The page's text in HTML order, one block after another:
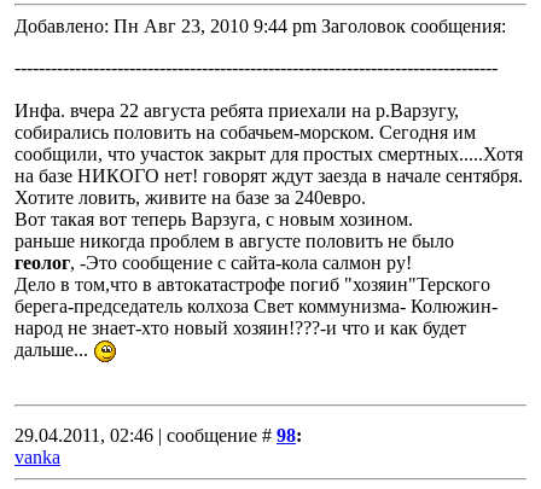
Добавлено: Пн Авг 23, 2010 9:44 pm Заголовок сообщения:
--------------------------------------------------------------------------------
Инфа. вчера 22 августа ребята приехали на р.Варзугу,
собирались половить на собачьем-морском. Сегодня им
сообщили, что участок закрыт для простых смертных.....Хотя
на базе НИКОГО нет! говорят ждут заезда в начале сентября.
Хотите ловить, живите на базе за 240евро.
Вот такая вот теперь Варзуга, с новым хозином.
раньше никогда проблем в августе половить не было
геолог, -Это сообщение с сайта-кола салмон ру!
Дело в том,что в автокатастрофе погиб "хозяин"Терского
берега-председатель колхоза Свет коммунизма- Колюжин-
народ не знает-хто новый хозяин!???-и что и как будет
дальше...
29.04.2011, 02:46 | сообщение # 98:
vanka